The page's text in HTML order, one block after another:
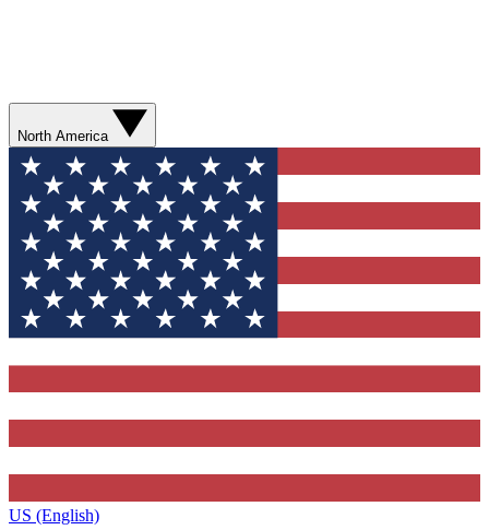
North America
US (English)